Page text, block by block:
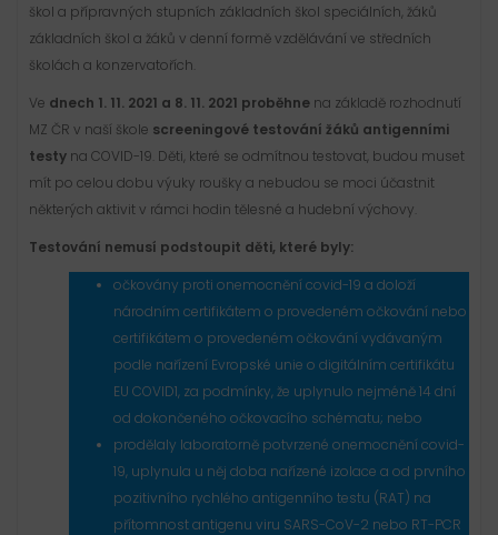
škol a přípravných stupních základních škol speciálních, žáků
základních škol a žáků v denní formě vzdělávání ve středních
školách a konzervatořích.
Ve dnech 1. 11. 2021 a 8. 11. 2021 proběhne na základě rozhodnutí
MZ ČR v naší škole screeningové testování žáků antigenními
testy na COVID-19. Děti, které se odmítnou testovat, budou muset
mít po celou dobu výuky roušky a nebudou se moci účastnit
některých aktivit v rámci hodin tělesné a hudební výchovy.
Testování nemusí podstoupit děti, které byly:
očkovány proti onemocnění covid-19 a doloží
národním certifikátem o provedeném očkování nebo
certifikátem o provedeném očkování vydávaným
podle nařízení Evropské unie o digitálním certifikátu
EU COVID1, za podmínky, že uplynulo nejméně 14 dní
od dokončeného očkovacího schématu; nebo
prodělaly laboratorně potvrzené onemocnění covid-
19, uplynula u něj doba nařízené izolace a od prvního
pozitivního rychlého antigenního testu (RAT) na
přítomnost antigenu viru SARS-CoV-2 nebo RT-PCR